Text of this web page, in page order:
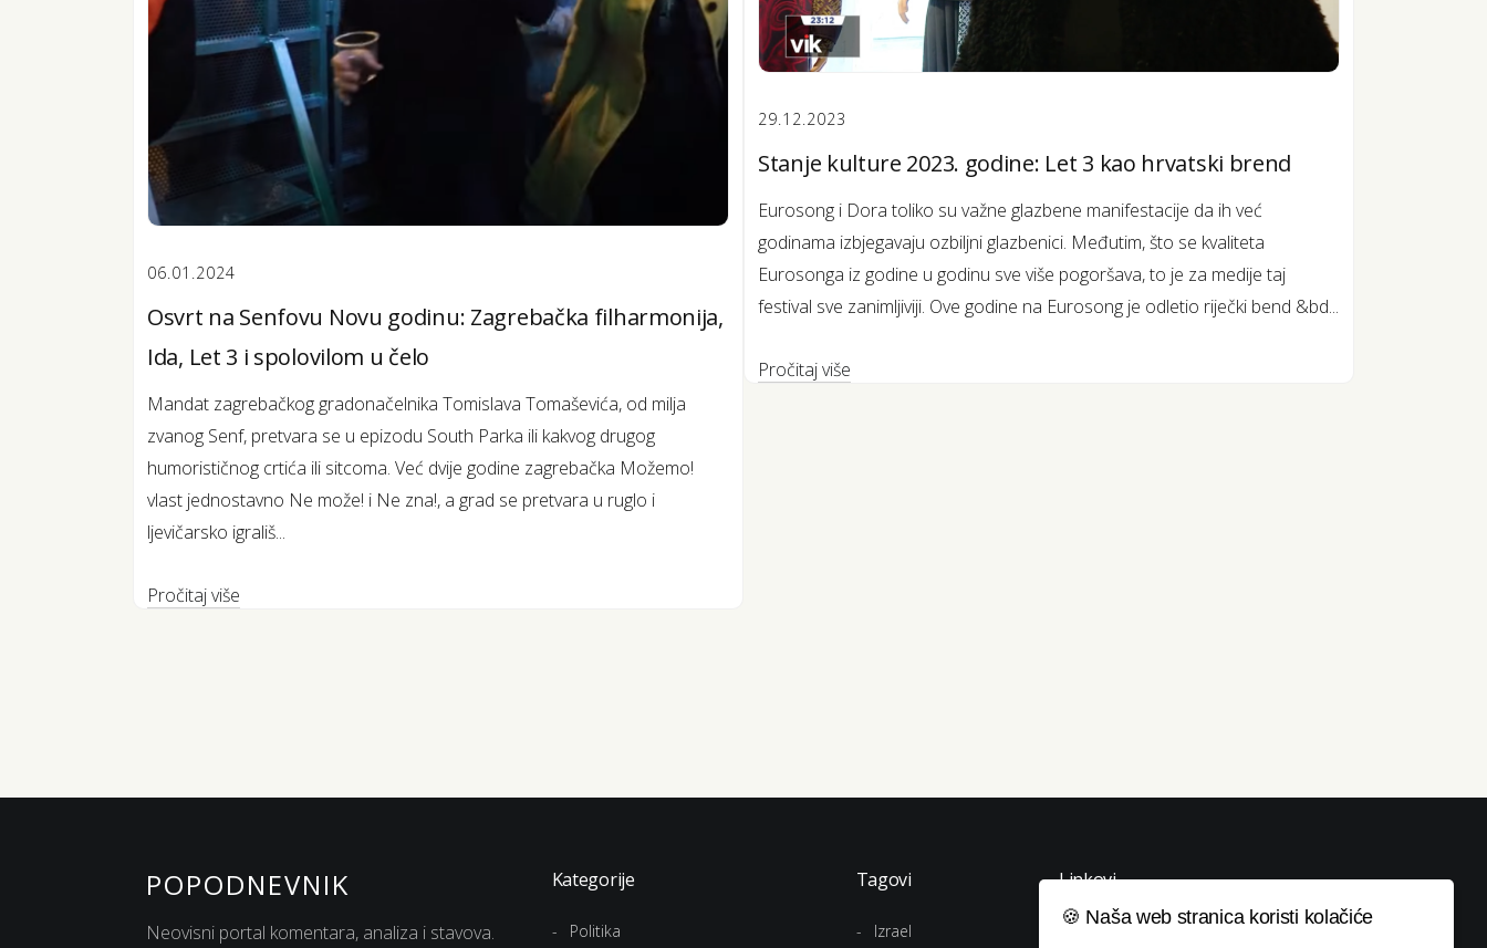
06.01.2024
Osvrt na Senfovu Novu godinu: Zagrebačka filharmonija,
Ida, Let 3 i spolovilom u čelo
Mandat zagrebačkog gradonačelnika Tomislava Tomaševića, od milja
zvanog Senf, pretvara se u epizodu South Parka ili kakvog drugog
humorističnog crtića ili sitcoma. Već dvije godine zagrebačka Možemo!
vlast jednostavno Ne može! i Ne zna!, a grad se pretvara u ruglo i
ljevičarsko igrališ...
Pročitaj više
29.12.2023
Stanje kulture 2023. godine: Let 3 kao hrvatski brend
Eurosong i Dora toliko su važne glazbene manifestacije da ih već
godinama izbjegavaju ozbiljni glazbenici. Međutim, što se kvaliteta
Eurosonga iz godine u godinu sve više pogoršava, to je za medije taj
festival sve zanimljiviji. Ove godine na Eurosong je odletio riječki bend &bd...
Pročitaj više
POPODNEVNIK
Neovisni portal komentara, analiza i stavova.
Kategorije
Politika
Tagovi
Izrael
Linkovi
Uvjeti korištenja
🍪 Naša web stranica koristi kolačiće